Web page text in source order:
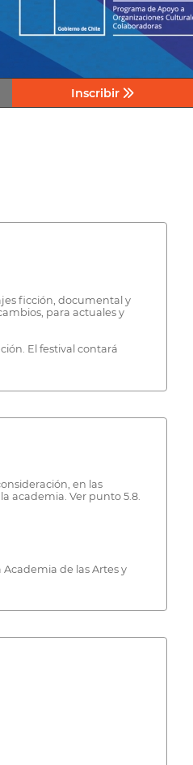
Inscribir
ficción, documental y
para actuales y
El festival contará
en las
academia. Ver punto 5.8.
de las Artes y